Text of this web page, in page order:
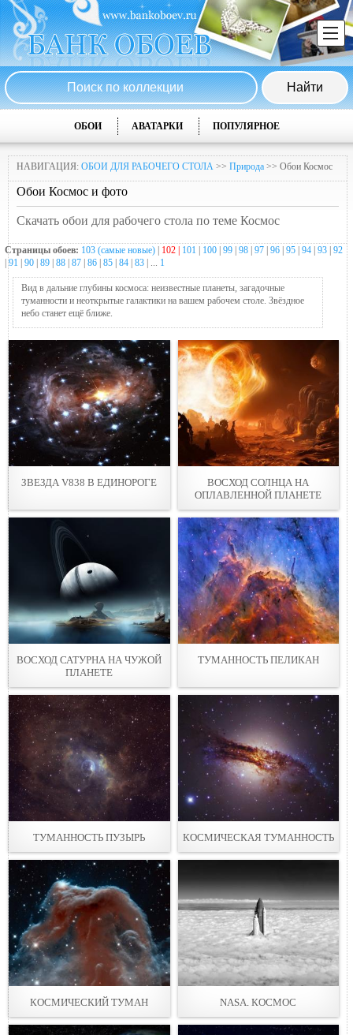
ОБОИ АВАТАРКИ ПОПУЛЯРНОЕ
НАВИГАЦИЯ: ОБОИ ДЛЯ РАБОЧЕГО СТОЛА >> Природа >> Обои Космос
Обои Космос и фото
Скачать обои для рабочего стола по теме Космос
Страницы обоев: 103 (самые новые) 102 | 101 100 99 98 97 96 95 94 93 92
|91 90 89 88 87 86 85 84 83 | ... 1
Вид в дальние глубины космоса: неизвестные планеты, загадочные
туманности и неоткрытые галактики на вашем рабочем столе. Звёздное
небо станет ещё ближе.
ЗВЕЗДА V838 В ЕДИНОРОГЕ
ВОСХОД СОЛНЦА НА
ОПЛАВЛЕННОЙ ПЛАНЕТЕ
ВОСХОД САТУРНА НА ЧУЖОЙ
ПЛАНЕТЕ
ТУМАННОСТЬ ПЕЛИКАН
ТУМАННОСТЬ ПУЗЫРЬ КОСМИЧЕСКАЯ ТУМАННОСТЬ
КОСМИЧЕСКИЙ ТУМАН NASA. КОСМОС